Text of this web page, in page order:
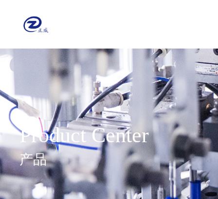
Product Center
产品